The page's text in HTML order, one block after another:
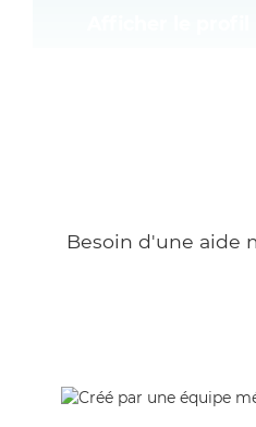
Besoin d'une aide